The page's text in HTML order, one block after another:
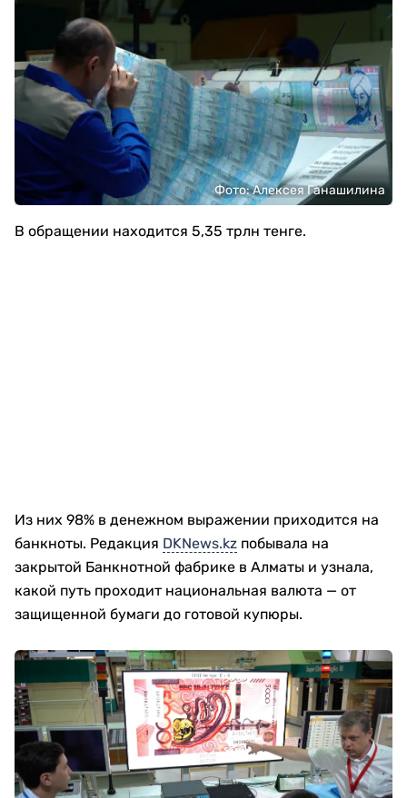
Фото: Алексея Ганашилина
В обращении находится 5,35 трлн тенге.
Из них 98% в денежном выражении приходится на
банкноты. Редакция DKNews.kz побывала на
закрытой Банкнотной фабрике в Алматы и узнала,
какой путь проходит национальная валюта — от
защищенной бумаги до готовой купюры.